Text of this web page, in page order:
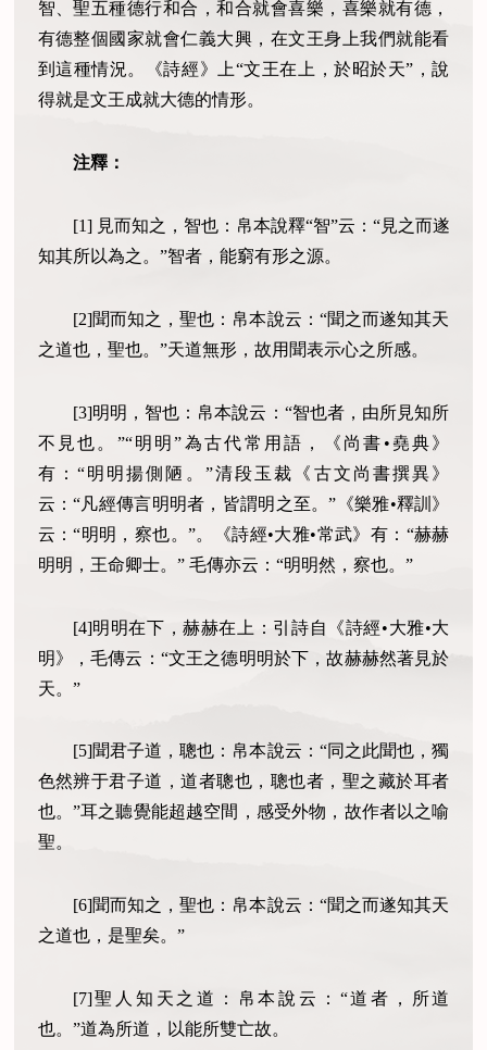
智、聖五種德行和合，和合就會喜樂，喜樂就有德，
有德整個國家就會仁義大興，在文王身上我們就能看
到這種情況。《詩經》上“文王在上，於昭於天”，說
得就是文王成就大德的情形。
注釋：
[1] 見而知之，智也：帛本說釋“智”云：“見之而遂
知其所以為之。”智者，能窮有形之源。
[2]聞而知之，聖也：帛本說云：“聞之而遂知其天
之道也，聖也。”天道無形，故用聞表示心之所感。
[3]明明，智也：帛本說云：“智也者，由所見知所
不見也。”“明明”為古代常用語，《尚書•堯典》
有：“明明揚側陋。”清段玉裁《古文尚書撰異》
云：“凡經傳言明明者，皆謂明之至。”《樂雅•釋訓》
云：“明明，察也。”。《詩經•大雅•常武》有：“赫赫
明明，王命卿士。” 毛傳亦云：“明明然，察也。”
[4]明明在下，赫赫在上：引詩自《詩經•大雅•大
明》，毛傳云：“文王之德明明於下，故赫赫然著見於
天。”
[5]聞君子道，聰也：帛本說云：“同之此聞也，獨
色然辨于君子道，道者聰也，聰也者，聖之藏於耳者
也。”耳之聽覺能超越空間，感受外物，故作者以之喻
聖。
[6]聞而知之，聖也：帛本說云：“聞之而遂知其天
之道也，是聖矣。”
[7]聖人知天之道：帛本說云：“道者，所道
也。”道為所道，以能所雙亡故。